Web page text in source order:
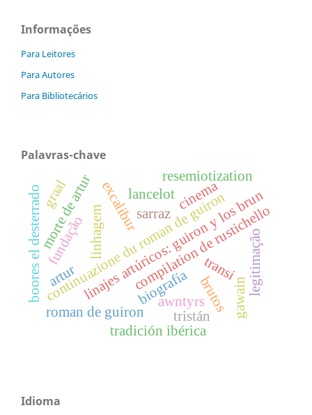
Informações
Para Leitores
Para Autores
Para Bibliotecários
Palavras-chave
linajes artúricos: guiron y los brun
roman de guiron
compilation de rustichello
continuazione du roman de guiron
boores el desterrado sarraz
biografía brutos
artur
linhagem
fundação legitimação
cinema
excalibur
resemiotization
morte de artur
awntyrs
transi
gawain
lancelot
graal
tristán
tradición ibérica
Idioma